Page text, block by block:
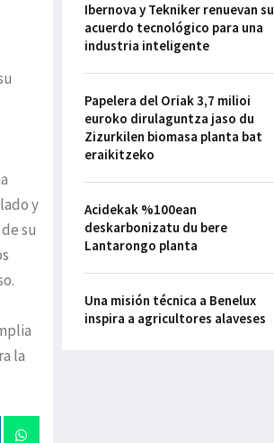
y
su
la
Ibernova y Tekniker renuevan su
acuerdo tecnológico para una
industria inteligente
Papelera del Oriak 3,7 milioi
euroko dirulaguntza jaso du
Zizurkilen biomasa planta bat
eraikitzeko
Acidekak %100ean
deskarbonizatu du bere
Lantarongo planta
Una misión técnica a Benelux
inspira a agricultores alaveses